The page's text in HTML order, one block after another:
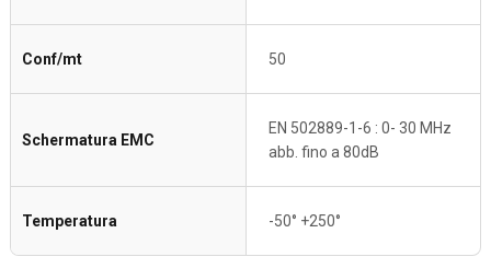
Conf/mt 50
Schermatura EMC
EN 502889-1-6 : 0- 30 MHz
abb. fino a 80dB
Temperatura -50° +250°